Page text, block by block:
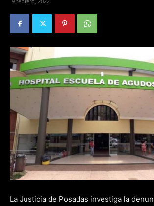
La Justicia de Posadas investiga la